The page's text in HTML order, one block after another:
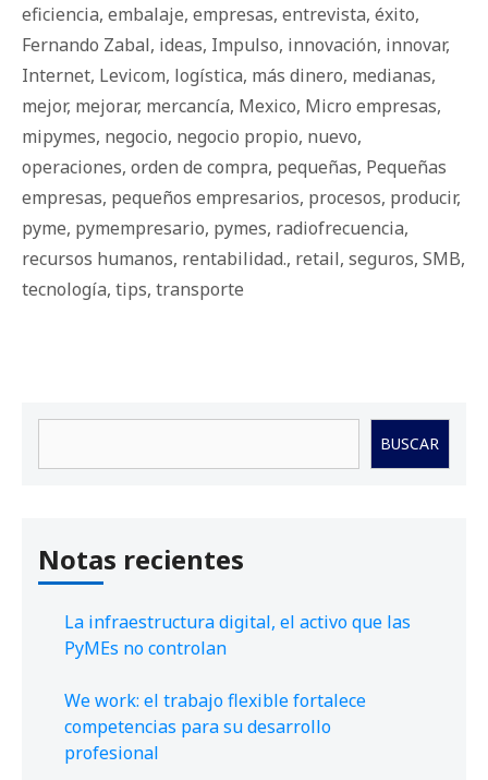
eficiencia, embalaje, empresas, entrevista, éxito,
Fernando Zabal, ideas, Impulso, innovación, innovar,
Internet, Levicom, logística, más dinero, medianas,
mejor, mejorar, mercancía, Mexico, Micro empresas,
mipymes, negocio, negocio propio, nuevo,
operaciones, orden de compra, pequeñas, Pequeñas
empresas, pequeños empresarios, procesos, producir,
pyme, pymempresario, pymes, radiofrecuencia,
recursos humanos, rentabilidad., retail, seguros, SMB,
tecnología, tips, transporte
BUSCAR
Notas recientes
La infraestructura digital, el activo que las
PyMEs no controlan
We work: el trabajo flexible fortalece
competencias para su desarrollo
profesional